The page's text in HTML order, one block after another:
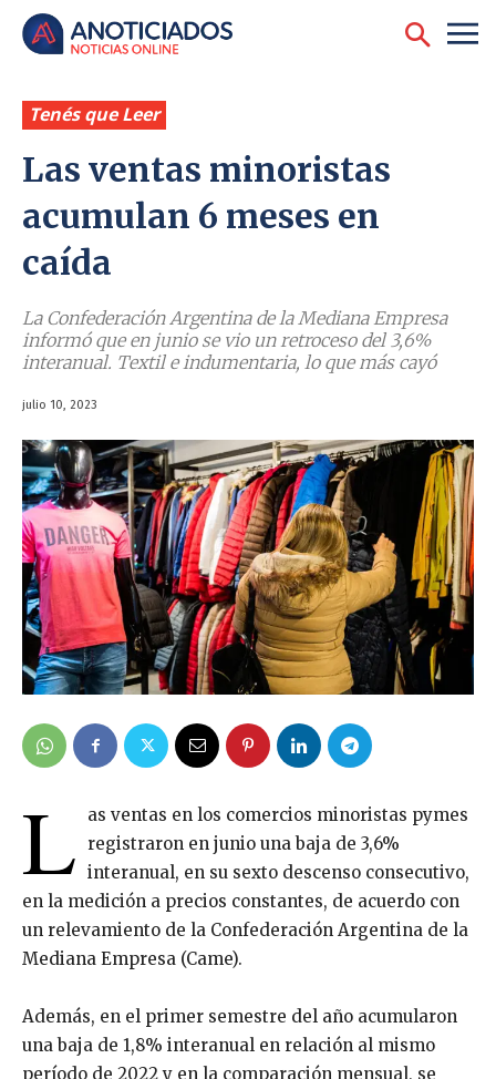
Tenés que Leer
Las ventas minoristas
acumulan 6 meses en
caída
La Confederación Argentina de la Mediana Empresa
informó que en junio se vio un retroceso del 3,6%
interanual. Textil e indumentaria, lo que más cayó
julio 10, 2023
L
as ventas en los comercios minoristas pymes
registraron en junio una baja de 3,6%
interanual, en su sexto descenso consecutivo,
en la medición a precios constantes, de acuerdo con
un relevamiento de la Confederación Argentina de la
Mediana Empresa (Came).
Además, en el primer semestre del año acumularon
una baja de 1,8% interanual en relación al mismo
período de 2022 y en la comparación mensual, se